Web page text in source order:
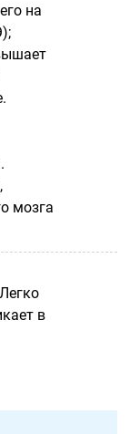
на
мозга
в